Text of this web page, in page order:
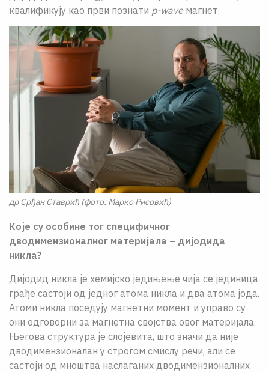
квалификују као први познати p-waveмагнет.
др Срђан Ставрић (фото: Марко Рисовић)
Које су особине тог специфичног
дводимензионалног материјала – дијодида
никла?
Дијодид никла је хемијско једињење чија се јединица
грађе састоји од једног атома никла и два атома јода.
Атоми никла поседују магнетни момент и управо су
они одговорни за магнетна својства овог материјала.
Његова структура је слојевита, што значи да није
дводимензионалан у строгом смислу речи, али се
састоји од мноштва наслаганих дводимензионалних